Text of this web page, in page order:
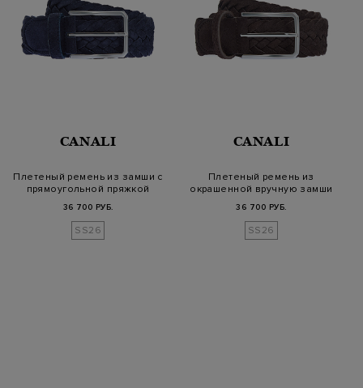
CANALI
Плетеный ремень из замши с
прямоугольной пряжкой
36 700 РУБ.
SS26
CANALI
Плетеный ремень из
окрашенной вручную замши
36 700 РУБ.
SS26